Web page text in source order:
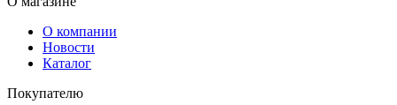
О компании
Новости
Каталог
Покупателю